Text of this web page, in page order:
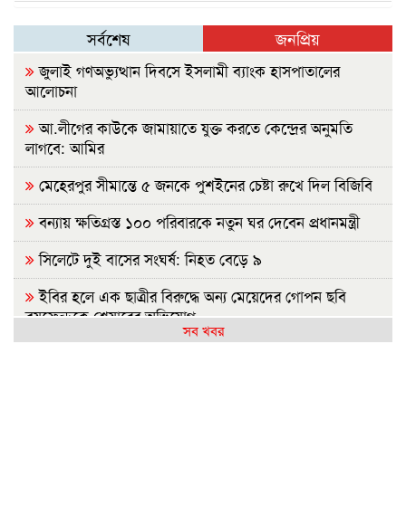
সর্বশেষ জনপ্রিয়
জুলাই গণঅভ্যুত্থান দিবসে ইসলামী ব্যাংক হাসপাতালের
আলোচনা
আ.লীগের কাউকে জামায়াতে যুক্ত করতে কেন্দ্রের অনুমতি
লাগবে: আমির
মেহেরপুর সীমান্তে ৫ জনকে পুশইনের চেষ্টা রুখে দিল বিজিবি
বন্যায় ক্ষতিগ্রস্ত ১০০ পরিবারকে নতুন ঘর দেবেন প্রধানমন্ত্রী
সিলেটে দুই বাসের সংঘর্ষ: নিহত বেড়ে ৯
ইবির হলে এক ছাত্রীর বিরুদ্ধে অন্য মেয়েদের গোপন ছবি
বয়ফ্রেন্ডকে শেয়ারের অভিযোগ
সব খবর